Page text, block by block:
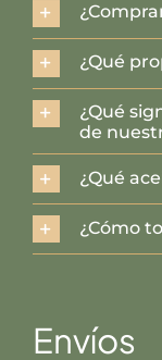
¿Qué
¿Qué
de
¿Qué
¿Cómo
Envíos